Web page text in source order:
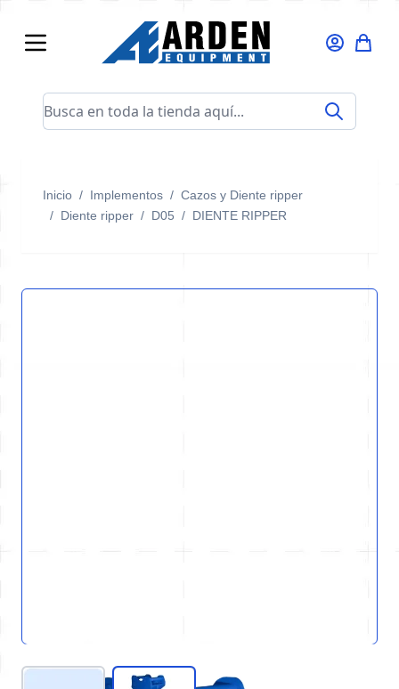
Busca en toda la tienda aquí...
Inicio / Implementos / Cazos y Diente ripper
/ Diente ripper / D05 / DIENTE RIPPER
View larger imageView larger image